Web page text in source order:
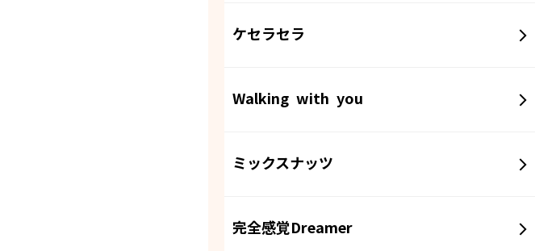
ケセラセラ
Walking with you
ミックスナッツ
完全感覚Dreamer